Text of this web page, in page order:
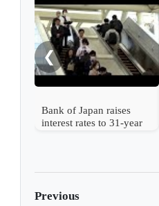
❮
Bank of Japan raises
interest rates to 31-year
Previous